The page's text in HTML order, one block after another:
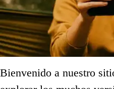
Bienvenido a nuestro